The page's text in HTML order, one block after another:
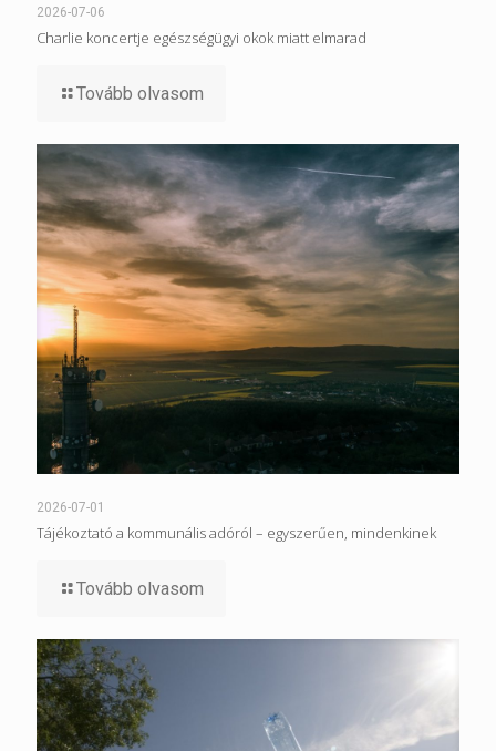
2026-07-06
Charlie koncertje egészségügyi okok miatt elmarad
Tovább olvasom
2026-07-01
Tájékoztató a kommunális adóról – egyszerűen, mindenkinek
Tovább olvasom